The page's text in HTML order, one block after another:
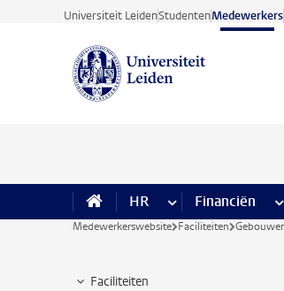
Ga direct naar de inhoud
Universiteit LeidenStudentenMedewerkers
HR meer HR pagina’s
Financiën
Medewerkerswebsite Faciliteiten
Faciliteiten